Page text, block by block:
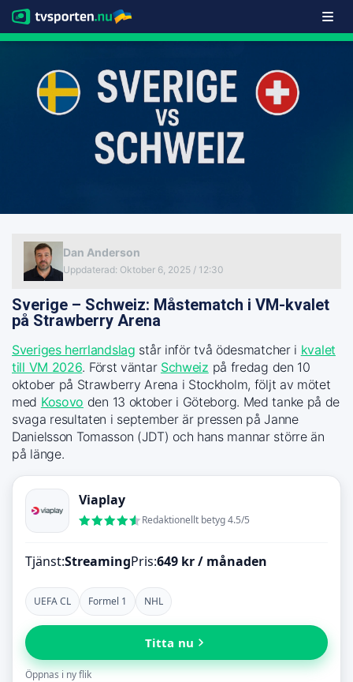
Dan Anderson
Uppdaterad: Oktober 6, 2025 / 12:30
Sverige – Schweiz: Måstematch i VM-kvalet
på Strawberry Arena
Sveriges herrlandslag står inför två ödesmatcher i kvalet
till VM 2026. Först väntar Schweiz på fredag den 10
oktober på Strawberry Arena i Stockholm, följt av mötet
med Kosovo den 13 oktober i Göteborg. Med tanke på de
svaga resultaten i september är pressen på Janne
Danielsson Tomasson (JDT) och hans mannar större än
på länge.
Viaplay
Redaktionellt betyg 4.5/5
Tjänst:StreamingPris:649 kr / månaden
UEFA CL Formel 1 NHL
Titta nu
Öppnas i ny flik